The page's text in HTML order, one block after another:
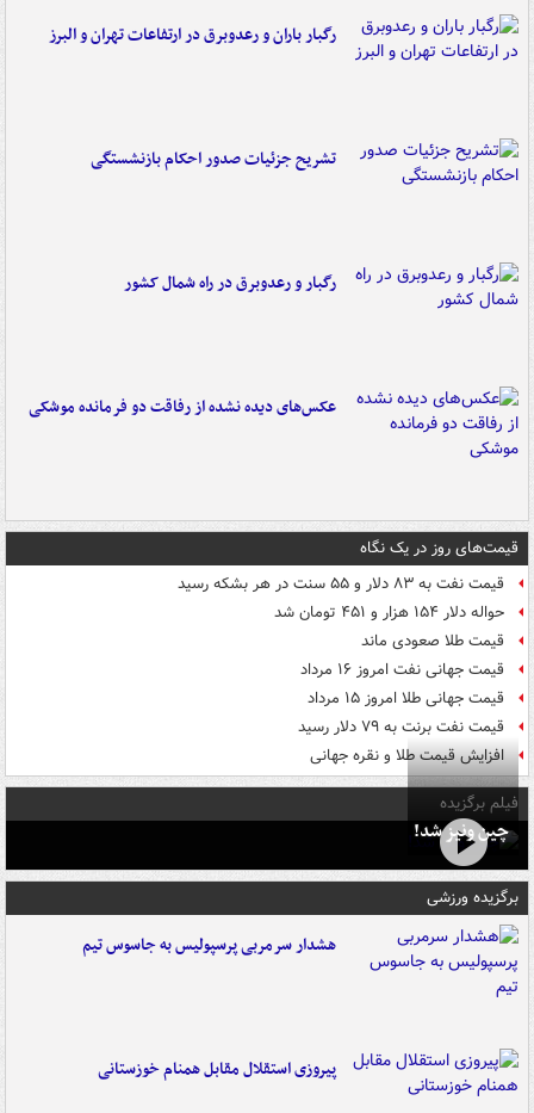
رگبار باران و رعدوبرق در ارتفاعات تهران و البرز
تشریح جزئیات صدور احکام بازنشستگی
رگبار و رعدوبرق در راه شمال کشور
عکس‌های دیده نشده از رفاقت دو فرمانده‌ موشکی
قیمت‌های روز در یک نگاه
قیمت نفت به ۸۳ دلار و ۵۵ سنت در هر بشکه رسید
حواله دلار ۱۵۴ هزار و ۴۵۱ تومان شد
قیمت طلا صعودی ماند
قیمت جهانی نفت امروز ۱۶ مرداد
قیمت جهانی طلا امروز ۱۵ مرداد
قیمت نفت برنت به ۷۹ دلار رسید
افزایش قیمت طلا و نقره جهانی
فیلم برگزیده
چین ونیز شد!
برگزیده ورزشی
هشدار سرمربی پرسپولیس به جاسوس تیم
پیروزی استقلال مقابل همنام خوزستانی